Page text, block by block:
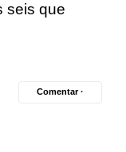
seis que
Comentar ·